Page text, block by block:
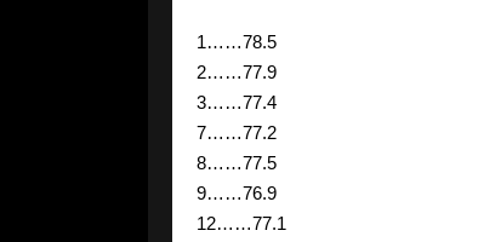
1……78.5
2……77.9
3……77.4
7……77.2
8……77.5
9……76.9
12……77.1